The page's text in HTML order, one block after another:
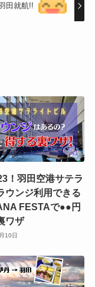
田就航!!
！羽田空港サテラ
ウンジ利用できる
FESTAで●●円
ワザ
10日